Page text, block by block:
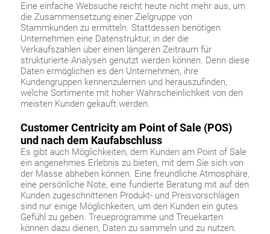
Eine einfache Websuche reicht heute nicht mehr aus, um
die Zusammensetzung einer Zielgruppe von
Stammkunden zu ermitteln. Stattdessen benötigen
Unternehmen eine Datenstruktur, in der die
Verkaufszahlen über einen längeren Zeitraum für
strukturierte Analysen genutzt werden können. Denn diese
Daten ermöglichen es den Unternehmen, ihre
Kundengruppen kennenzulernen und herauszufinden,
welche Sortimente mit hoher Wahrscheinlichkeit von den
meisten Kunden gekauft werden.
Customer Centricity am Point of Sale (POS)
und nach dem Kaufabschluss
Es gibt auch Möglichkeiten, dem Kunden am Point of Sale
ein angenehmes Erlebnis zu bieten, mit dem Sie sich von
der Masse abheben können. Eine freundliche Atmosphäre,
eine persönliche Note, eine fundierte Beratung mit auf den
Kunden zugeschnittenen Produkt- und Preisvorschlägen
sind nur einige Möglichkeiten, um den Kunden ein gutes
Gefühl zu geben. Treueprogramme und Treuekarten
können dazu dienen, Daten zu sammeln und zu nutzen.